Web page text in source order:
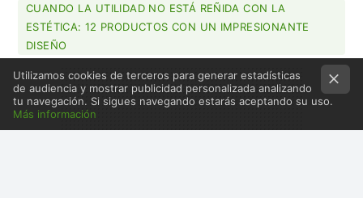
CUANDO LA UTILIDAD NO ESTÁ REÑIDA CON LA
ESTÉTICA: 12 PRODUCTOS CON UN IMPRESIONANTE
DISEÑO
Utilizamos cookies de terceros para generar estadísticas
de audiencia y mostrar publicidad personalizada analizando
tu navegación. Si sigues navegando estarás aceptando su uso.
Más información